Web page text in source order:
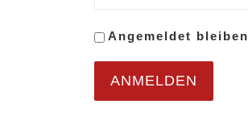
Ange­mel­det bleiben
ANMELDEN